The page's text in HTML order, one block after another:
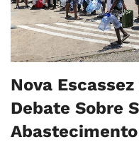
Nova
Debate Sobre
Abastecimento